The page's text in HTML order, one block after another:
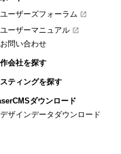
ユーザーズフォーラム
ユーザーマニュアル
お問い合わせ
会社を探す
ティングを探す
ダウンロード
デザインデータダウンロード